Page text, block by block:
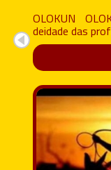
OLOKUN
deidade das